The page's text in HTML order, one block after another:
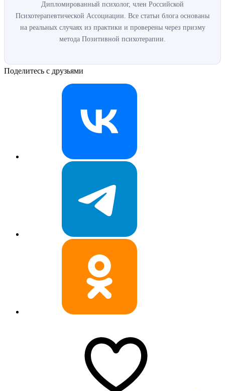
Дипломированный психолог, член Российской
Психотерапевтической Ассоциации. Все статьи блога основаны
на реальных случаях из практики и проверены через призму
метода Позитивной психотерапии.
Поделитесь с друзьями